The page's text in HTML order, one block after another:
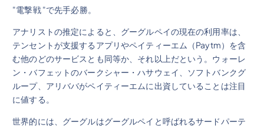
"電撃戦 "で先手必勝。
アナリストの推定によると、グーグルペイの現在の利用率は、
テンセントが支援するアプリやペイティーエム（Paytm）を含
む他のどのサービスとも同等か、それ以上だという。ウォーレ
ン・バフェットのバークシャー・ハサウェイ、ソフトバンクグ
ループ、アリババがペイティーエムに出資していることは注目
に値する。
世界的には、グーグルはグーグルペイと呼ばれるサードパーテ